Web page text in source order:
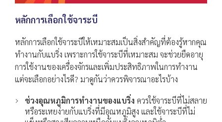
หลักการเลือกใช้จาระบี
หลักการเลือกใช้จาระบีให้เหมาะสมเป็นสิ่งสำคัญที่ต้องรู้หากคุณ
ทำงานกับแบริ่ง เพราะการใช้จาระบีที่เหมาะสม จะช่วยยืดอายุ
การใช้งานของเครื่องจักรและเพิ่มประสิทธิภาพในการทำงาน
แต่จะเลือกอย่างไรดี? มาดูกันว่าควรพิจารณาอะไรบ้าง
ช่วงอุณหภูมิการทำงานของแบริ่ง ควรใช้จาระบีที่ไม่สลาย
หรือระเหยง่ายกับแบริ่งที่มีอุณหภูมิสูง และใช้จาระบีที่ไม่